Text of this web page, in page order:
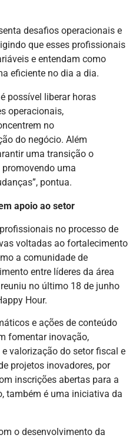
desafios operacionais e
que esses profissionais
e entendam como
eficiente no dia a dia.
possível liberar horas
operacionais,
no
do negócio. Além
uma transição o
uma
pontua.
apoio ao setor
no processo de
voltadas ao fortalecimento
a comunidade de
entre líderes da área
no último 18 de junho
Hour.
e ações de conteúdo
fomentar inovação,
valorização do setor fiscal e
projetos inovadores, por
inscrições abertas para a
também é uma iniciativa da
o desenvolvimento da